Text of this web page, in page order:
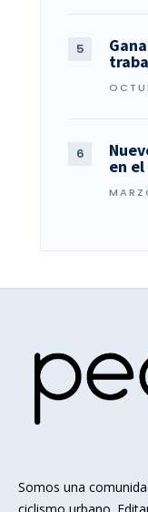
en
Somos una